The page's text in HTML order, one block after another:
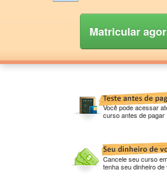
Matricular
Você pode acessar
curso antes de pagar
Cancele seu curso
tenha seu dinheiro de